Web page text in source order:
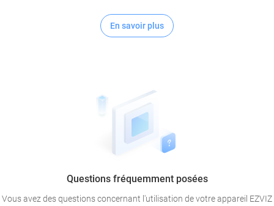
En savoir plus
Questions fréquemment posées
Vous avez des questions concernant l'utilisation de votre appareil EZVIZ